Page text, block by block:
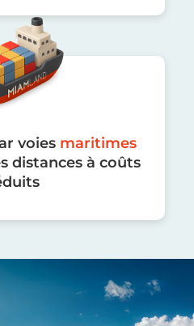
voies maritimes
distances à coûts